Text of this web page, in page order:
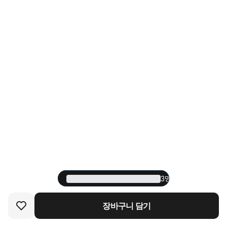
3명 중 1명이 재구매한
장바구니 담기
3명 중 1명이 재구매한
장바구니 담기